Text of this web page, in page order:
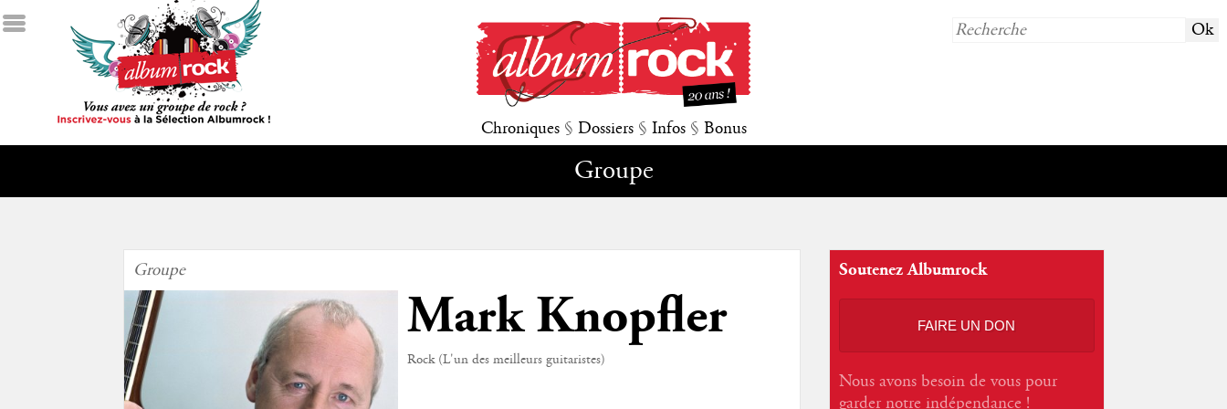
Chroniques § Dossiers § Infos § Bonus
Groupe
Groupe
Mark Knopfler
Rock (L'un des meilleurs guitaristes)
Soutenez Albumrock
FAIRE UN DON
Nous avons besoin de vous pour
garder notre indépendance !